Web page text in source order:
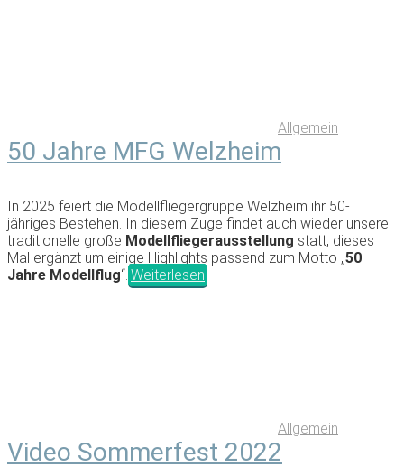
Allgemein
50 Jahre MFG Welzheim
In 2025 feiert die Modellfliegergruppe Welzheim ihr 50-
jähriges Bestehen. In diesem Zuge findet auch wieder unsere
traditionelle große Modellfliegerausstellung statt, dieses
Mal ergänzt um einige Highlights passend zum Motto „50
Jahre Modellflug“. Weiterlesen
Allgemein
Video Sommerfest 2022